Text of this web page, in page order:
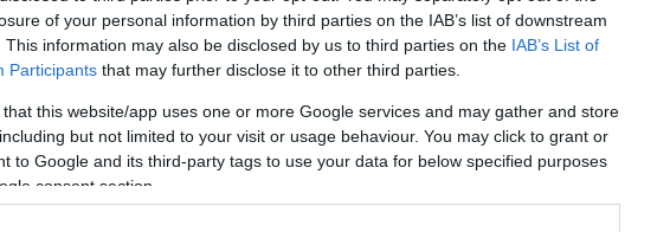
of your personal information by third parties on the IAB’s list of downstream
This information may also be disclosed by us to third parties on the IAB’s List of
Participants that may further disclose it to other third parties.
that this website/app uses one or more Google services and may gather and store
but not limited to your visit or usage behaviour. You may click to grant or
to Google and its third-party tags to use your data for below specified purposes
consent section.
resistente, duro, ligero y efectivo en cuanto a
en el caso de los retrovisores).
que se empleó para la fabricación del panel